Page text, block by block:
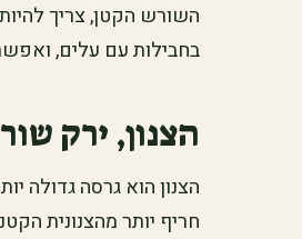
השורש הקטן, צריך
בחבילות עם עלים,
הצנון, ירק
הצנון הוא גרסה גדולה
חריף יותר מהצנונית